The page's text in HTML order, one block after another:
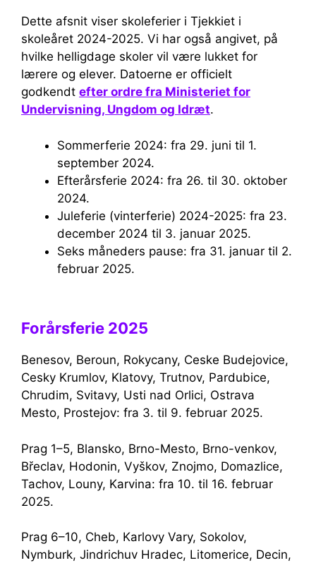
Dette afsnit viser skoleferier i Tjekkiet i
skoleåret 2024-2025. Vi har også angivet, på
hvilke helligdage skoler vil være lukket for
lærere og elever. Datoerne er officielt
godkendt efter ordre fra Ministeriet for
Undervisning, Ungdom og Idræt.
Sommerferie 2024: fra 29. juni til 1.
september 2024.
Efterårsferie 2024: fra 26. til 30. oktober
2024.
Juleferie (vinterferie) 2024-2025: fra 23.
december 2024 til 3. januar 2025.
Seks måneders pause: fra 31. januar til 2.
februar 2025.
Forårsferie 2025
Benesov, Beroun, Rokycany, Ceske Budejovice,
Cesky Krumlov, Klatovy, Trutnov, Pardubice,
Chrudim, Svitavy, Usti nad Orlici, Ostrava
Mesto, Prostejov: fra 3. til 9. februar 2025.
Prag 1–5, Blansko, Brno-Mesto, Brno-venkov,
Břeclav, Hodonin, Vyškov, Znojmo, Domazlice,
Tachov, Louny, Karvina: fra 10. til 16. februar
2025.
Prag 6–10, Cheb, Karlovy Vary, Sokolov,
Nymburk, Jindrichuv Hradec, Litomerice, Decin,